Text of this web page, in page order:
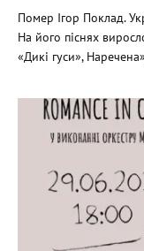
Помер Ігор Поклад.
На його піснях
«Дикі гуси»,